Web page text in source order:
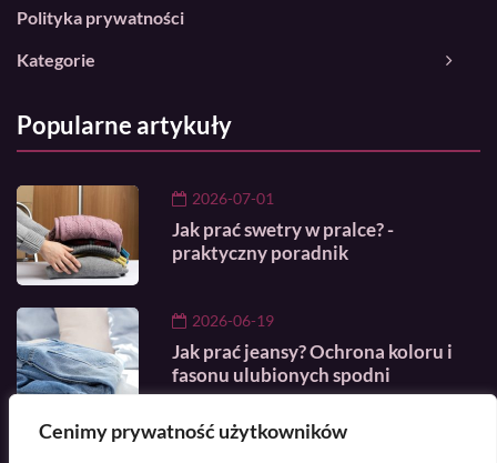
Cenimy prywatność użytkowników
Polityka prywatności
Kategorie
Popularne artykuły
2026-07-01
Jak prać swetry w pralce? -
praktyczny poradnik
2026-06-19
Jak prać jeansy? Ochrona koloru i
fasonu ulubionych spodni
2026-06-30